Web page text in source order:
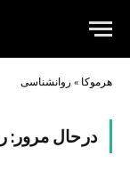
هرموکا » روانشناسی
درحال مرور: